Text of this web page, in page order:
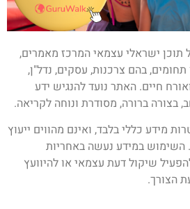
תוכן ישראלי עצמאי המרכז מאמרים,
תחומים, בהם צרכנות, עסקים, נדל"ן,
חיים. האתר נועד להנגיש ידע
בצורה ברורה, מסודרת ונוחה לקריאה.
מידע כללי בלבד, ואינם מהווים ייעוץ
השימוש במידע נעשה באחריות
שיקול דעת עצמאי או להיוועץ
הצורך.